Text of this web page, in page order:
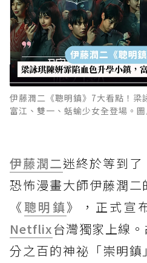
伊藤潤二《聰明鎮》7大看點！梁
富江、雙一、蛞蝓少女全登場。
伊藤潤二迷終於等到
恐怖漫畫大師伊藤潤
《聰明鎮》，正式宣
Netflix台灣獨家上線
分之百的神祕「崇明鎮